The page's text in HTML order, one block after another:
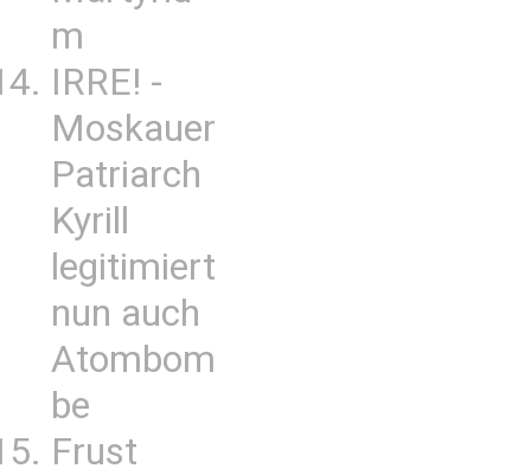
m
IRRE! -
Moskauer
Patriarch
Kyrill
legitimiert
nun auch
Atombom
be
Frust